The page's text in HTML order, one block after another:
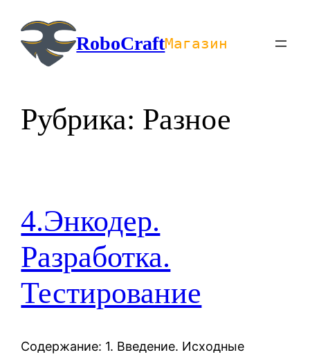
содержимомуRoboCraftМагазин
Рубрика: Разное
4.Энкодер.
Разработка.
Тестирование
Содержание: 1. Введение. Исходные